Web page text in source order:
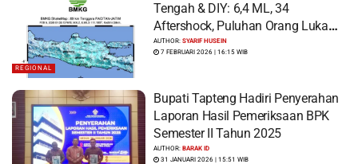
REGIONAL
Tengah & DIY: 6,4 ML, 34
Aftershock, Puluhan Orang Luka
dan Ratusan Bangunan Rusak
AUTHOR:SYARIF HUSEIN
7 FEBRUARI 2026 | 16:15 WIB
Bupati Tapteng Hadiri Penyerahan
Laporan Hasil Pemeriksaan BPK
Semester II Tahun 2025
AUTHOR:BARAK ID
31 JANUARI 2026 | 15:51 WIB